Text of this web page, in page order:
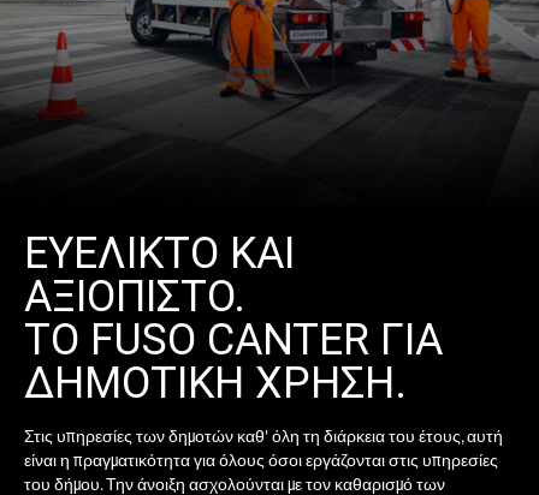
ΕΥΕΛΙΚΤΟ ΚΑΙ
ΑΞΙΟΠΙΣΤΟ.
ΤΟ FUSO CANTER ΓΙΑ
ΔΗΜΟΤΙΚΗ ΧΡΗΣΗ.
Στις υπηρεσίες των δημοτών καθ' όλη τη διάρκεια του έτους, αυτή
είναι η πραγματικότητα για όλους όσοι εργάζονται στις υπηρεσίες
του δήμου. Την άνοιξη ασχολούνται με τον καθαρισμό των
Έχετε ερωτήσεις;
Στείλτε μας το αίτημά σας
χρησιμοποιώντας αυτή τη φόρμα
επικοινωνίας.
ΕΠΏΝΥΜΟ*
ΚΑΤΗΓΟΡΊΑ ΑΙΤΉΜΑΤΟΣ*